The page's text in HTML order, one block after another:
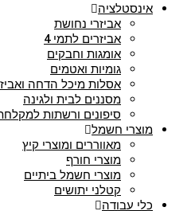
אינסטלציה
אביזרי נחושת
אביזרים לתמי 4
אומגות וחבקים
גומיות ואטמים
אסלות מיכל הדחה
מסננים לבית ולגינה
סיפונים ורשתות
מוצרי חשמל
מאווררים ומוצרי קיץ
מוצרי חורף
מוצרי חשמל ביתיים
קטלני יתושים
כלי עבודה